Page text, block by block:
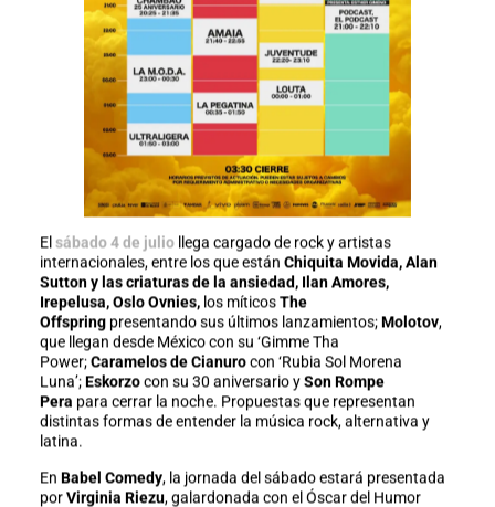
El sábado 4 de juliollega cargado de rock y artistas
internacionales, entre los que están Chiquita Movida, Alan
Sutton y las criaturas de la ansiedad, Ilan Amores,
Irepelusa, Oslo Ovnies, los míticosThe
Offspring presentando sus últimos lanzamientos;Molotov,
que llegan desde México con su ‘Gimme Tha
Power;Caramelos de Cianurocon ‘Rubia Sol Morena
Luna’; Eskorzocon su 30 aniversario ySon Rompe
Pera para cerrar la noche. Propuestas que representan
distintas formas de entender la música rock, alternativa y
latina.
En Babel Comedy, la jornada del sábado estará presentada
porVirginia Riezu, galardonada con el Óscar del Humor